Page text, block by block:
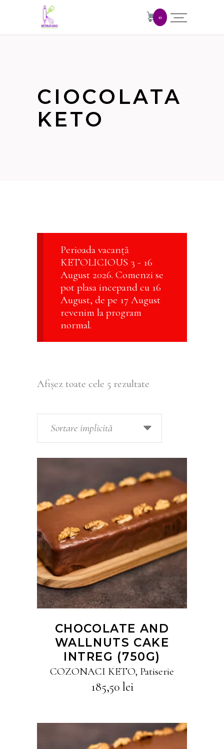
0
CIOCOLATA
KETO
Perioada vacanță
KETOLICIOUS 3 - 16
August 2026. Comenzi se
pot plasa incepand cu 16
August, de pe 17 August
revenim la program
normal.
Afișez toate cele 5 rezultate
Sortare implicită
CITEȘTE MAI MULT
CHOCOLATE AND
WALLNUTS CAKE
INTREG (750G)
COZONACI KETO, Patiserie
185,50 lei